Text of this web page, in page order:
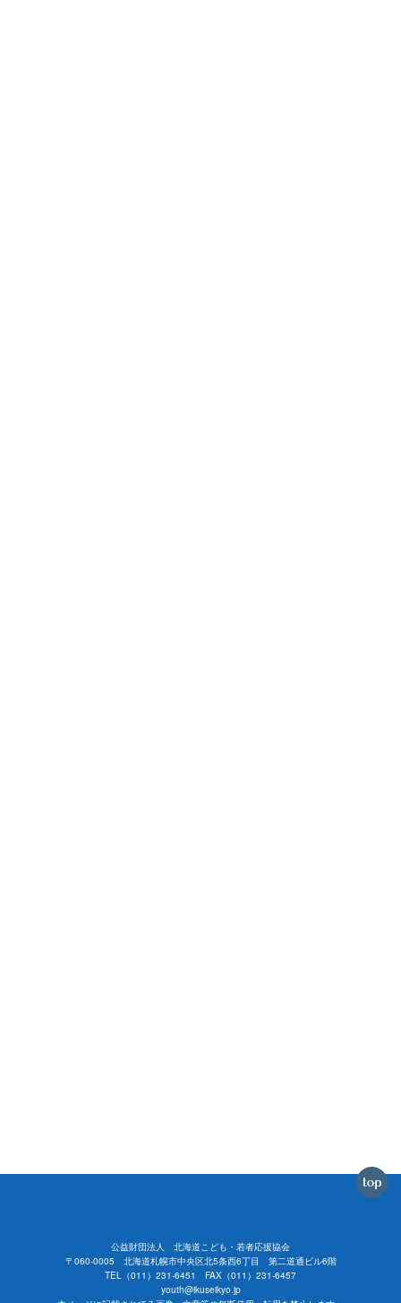
公益財団法人 北海道こども・若者応援協会
〒060-0005 北海道札幌市中央区北5条西6丁目 第二道通ビル6階
TEL（011）231-6451 FAX（011）231-6457
youth@ikuseikyo.jp